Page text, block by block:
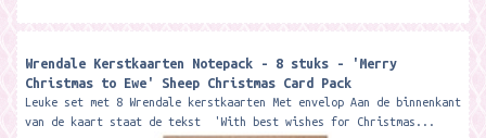
Wrendale Kerstkaarten Notepack - 8 stuks - 'Merry
Christmas to Ewe' Sheep Christmas Card Pack
Leuke set met 8 Wrendale kerstkaarten Met envelop Aan de binnenkant
van de kaart staat de tekst 'With best wishes for Christmas...